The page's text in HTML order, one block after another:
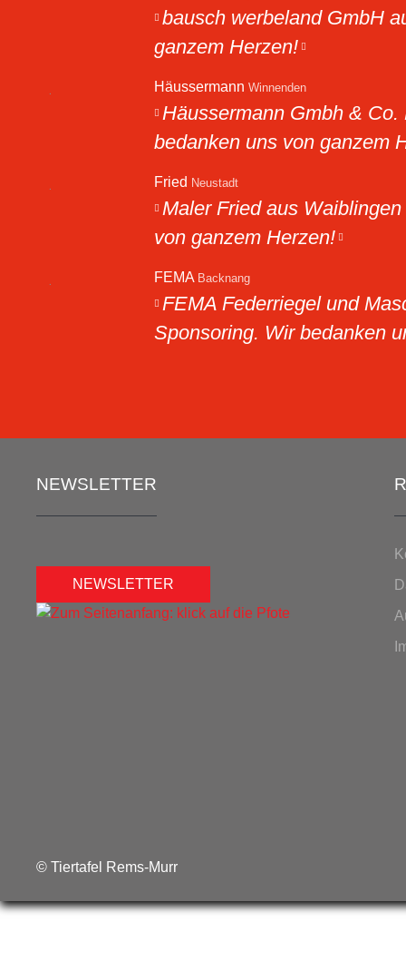
bausch werbeland GmbH
ganzem Herzen!
Häussermann Winnenden
Häussermann Gmbh &
bedanken uns von ganzem
Fried Neustadt
Maler Fried aus
von ganzem Herzen!
FEMA Backnang
FEMA Federriegel und
Sponsoring. Wir bedanken
NEWSLETTER
NEWSLETTER
© Tiertafel Rems-Murr